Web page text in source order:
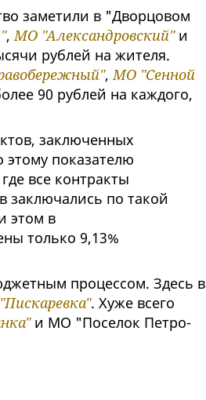
заметили в "Дворцовом
,МО "Александровский"и
рублей на жителя.
,МО "Сенной
90 рублей на каждого,
заключенных
показателю
все контракты
заключались по такой
этом в
только 9,13%
процессом. Здесь в
. Хуже всего
и МО "Поселок Петро-